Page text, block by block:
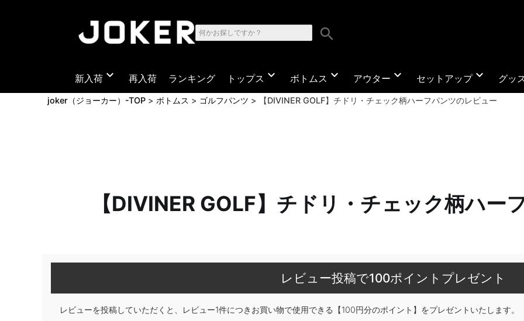
search
新入荷 expand_more 再入荷 ランキング トップス expand_more ボトムス expand_more アウター expand_more セットアップexpand_more グッ
joker（ジョーカー）-TOP ボトムス ゴルフパンツ 【DIVINER GOLF】チドリ・チェック柄ハーフパンツのレビュー
【DIVINER GOLF】チドリ・チェック柄ハー
レビュー投稿で100ポイントプレゼント
レビューを投稿していただくと、レビュー1件につきお買い物で使用できる【100円分のポイント】をプレゼントいたします。